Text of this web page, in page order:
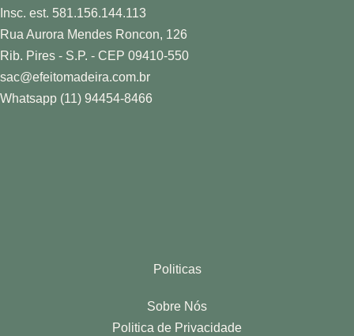
Insc. est. 581.156.144.113
Rua Aurora Mendes Roncon, 126
Rib. Pires - S.P. - CEP 09410-550
sac@efeitomadeira.com.br
Whatsapp (11) 94454-8466
Politicas
Sobre Nós
Politica de Privacidade